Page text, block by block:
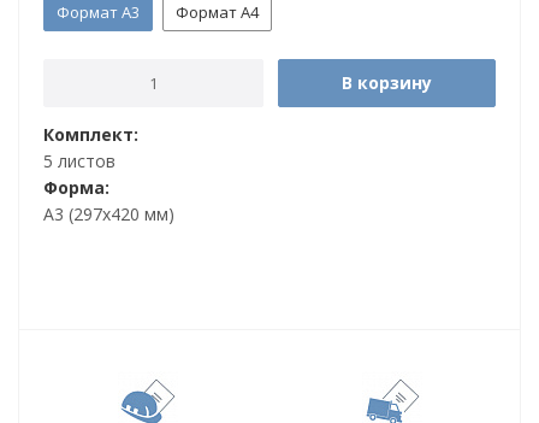
Формат А3
Формат А4
В корзину
Комплект:
5 листов
Форма:
А3 (297х420 мм)